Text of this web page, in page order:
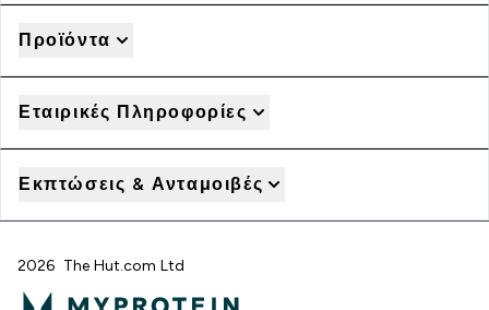
Προϊόντα
Εταιρικές Πληροφορίες
Εκπτώσεις & Ανταμοιβές
2026 The Hut.com Ltd